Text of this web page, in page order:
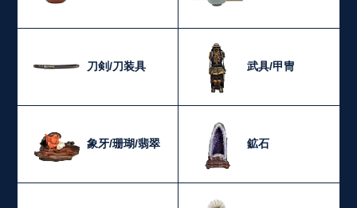
刀剣/刀装具 武具/甲冑
象牙/珊瑚/翡翠 鉱石